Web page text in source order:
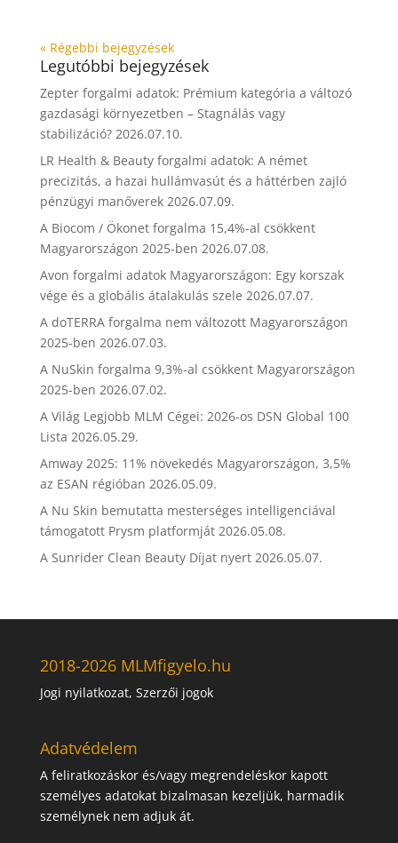
« Régebbi bejegyzések
Legutóbbi bejegyzések
Zepter forgalmi adatok: Prémium kategória a változó
gazdasági környezetben – Stagnálás vagy
stabilizáció? 2026.07.10.
LR Health & Beauty forgalmi adatok: A német
precizitás, a hazai hullámvasút és a háttérben zajló
pénzügyi manőverek 2026.07.09.
A Biocom / Ökonet forgalma 15,4%-al csökkent
Magyarországon 2025-ben 2026.07.08.
Avon forgalmi adatok Magyarországon: Egy korszak
vége és a globális átalakulás szele 2026.07.07.
A doTERRA forgalma nem változott Magyarországon
2025-ben 2026.07.03.
A NuSkin forgalma 9,3%-al csökkent Magyarországon
2025-ben 2026.07.02.
A Világ Legjobb MLM Cégei: 2026-os DSN Global 100
Lista 2026.05.29.
Amway 2025: 11% növekedés Magyarországon, 3,5%
az ESAN régióban 2026.05.09.
A Nu Skin bemutatta mesterséges intelligenciával
támogatott Prysm platformját 2026.05.08.
A Sunrider Clean Beauty Díjat nyert 2026.05.07.
2018-2026 MLMfigyelo.hu
Jogi nyilatkozat, Szerzői jogok
Adatvédelem
A feliratkozáskor és/vagy megrendeléskor kapott
személyes adatokat bizalmasan kezeljük, harmadik
személynek nem adjuk át.